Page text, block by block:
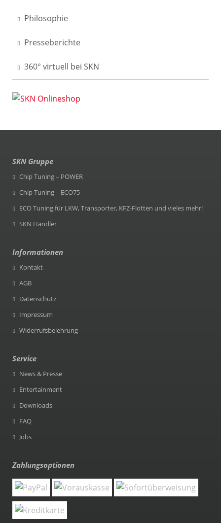
Philosophie
Presseberichte
360° virtuell bei SKN
SKN Gruppe
Chip Tuning – POWER
Chip Tuning – ECO75
ECO Tuning für LKW, Transporter, KFZ-Flotten und vieles mehr!
SKN Händler
Informationen
Kontakt
AGB
Datenschutz
Impressum
Widerrufsbelehrung
Service
News & Presse
Entertainment
Downloads
FAQ
Jobs
Zahlungsoptionen